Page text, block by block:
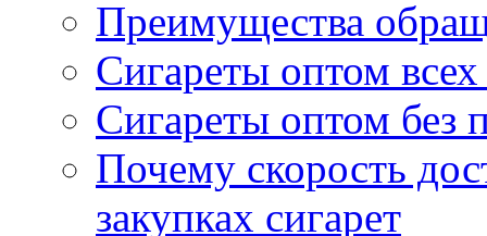
Преимущества
Сигареты оптом
Сигареты оптом без
Почему скорость
закупках сигарет